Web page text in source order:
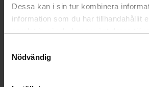
Dessa kan i sin tur kombinera
information som du har tillhandahållit
Nödvändig
Produktgrupp:
För integrering (Ja/Nej):